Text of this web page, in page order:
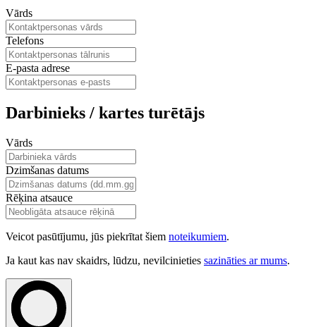
Vārds
Telefons
E-pasta adrese
Darbinieks / kartes turētājs
Vārds
Dzimšanas datums
Rēķina atsauce
Veicot pasūtījumu, jūs piekrītat šiem noteikumiem.
Ja kaut kas nav skaidrs, lūdzu, nevilcinieties sazināties ar mums.